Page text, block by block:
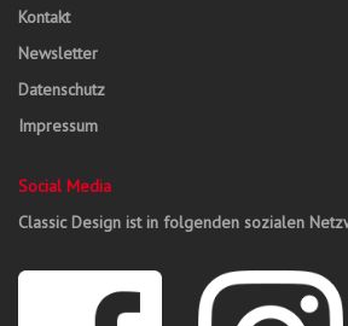
Kontakt
Newsletter
Datenschutz
Impressum
Social Media
Classic Design ist in folgenden sozialen